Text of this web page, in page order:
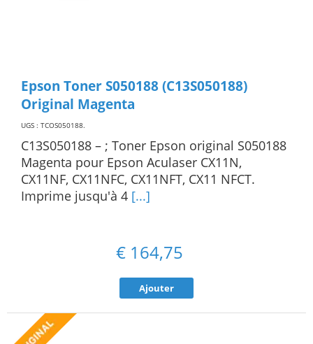
Epson Toner S050188 (C13S050188)
Original Magenta
UGS : TCOS050188.
C13S050188 – ; Toner Epson original S050188
Magenta pour Epson Aculaser CX11N,
CX11NF, CX11NFC, CX11NFT, CX11 NFCT.
Imprime jusqu'à 4 [...]
€ 164,75
Ajouter